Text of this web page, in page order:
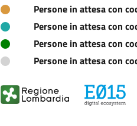
Persone in attesa con
Persone in attesa con
Persone in attesa con
Persone in attesa con